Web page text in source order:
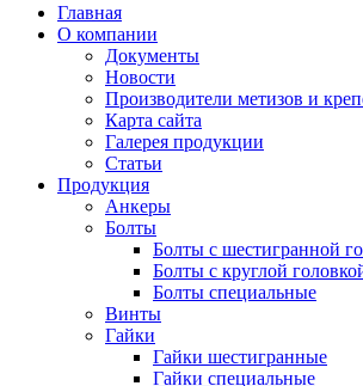
Главная
О компании
Документы
Новости
Производители метизов и
Карта сайта
Галерея продукции
Статьи
Продукция
Анкеры
Болты
Болты с шестигранной
Болты с круглой
Болты специальные
Винты
Гайки
Гайки шестигранные
Гайки специальные